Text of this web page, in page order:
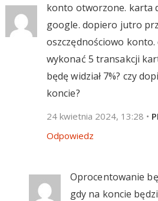
konto otworzone. karta
google. dopiero jutro
oszczędnościowo
wykonać 5 transakcji
będę widział 7%? czy
koncie?
24 kwietnia 2024, 13:28 •
Odpowiedz
Oprocentowanie
gdy na koncie